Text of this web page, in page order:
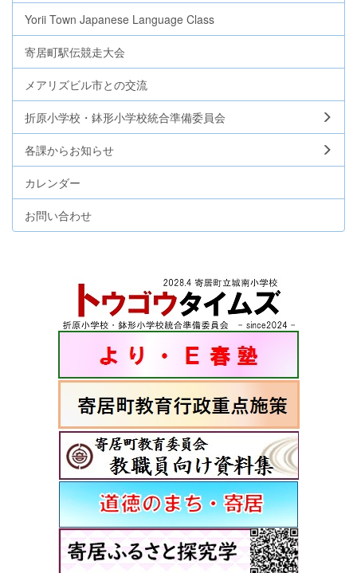
Yorii Town Japanese Language Class
寄居町駅伝競走大会
メアリズビル市との交流
折原小学校・鉢形小学校統合準備委員会
各課からお知らせ
カレンダー
お問い合わせ